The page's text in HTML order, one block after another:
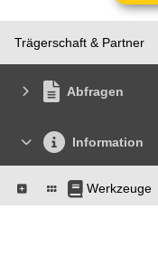
Trägerschaft & Partner
Abfragen
Information
Werkzeuge